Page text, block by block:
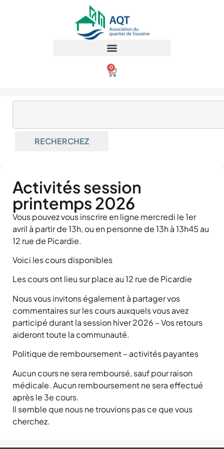
0
RECHERCHEZ
Activités session
printemps 2026
Vous pouvez vous inscrire en ligne mercredi le 1er
avril à partir de 13h, ou en personne de 13h à 13h45 au
12 rue de Picardie.
Voici les cours disponibles
Les cours ont lieu sur place au 12 rue de Picardie
Nous vous invitons également à partager vos
commentaires sur les cours auxquels vous avez
participé durant la session hiver 2026 – Vos retours
aideront toute la communauté.
Politique de remboursement – activités payantes
Aucun cours ne sera remboursé, sauf pour raison
médicale. Aucun remboursement ne sera effectué
après le 3e cours.
Il semble que nous ne trouvions pas ce que vous
cherchez.